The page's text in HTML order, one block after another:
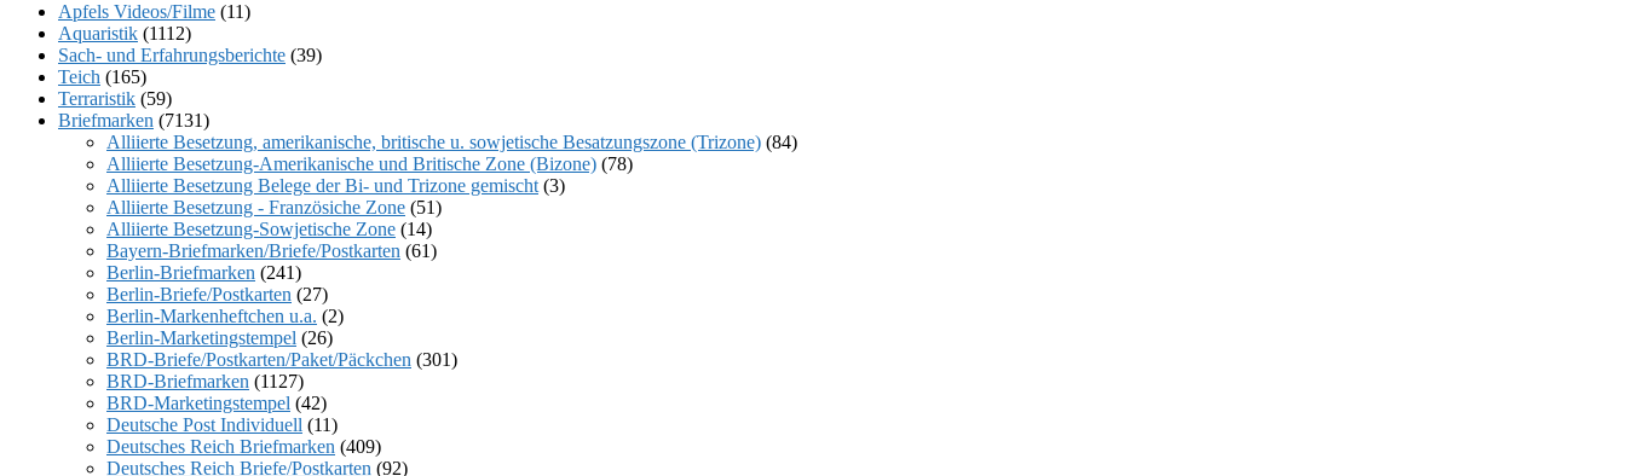
Apfels Videos/Filme (11)
Aquaristik (1112)
Sach- und Erfahrungsberichte (39)
Teich (165)
Terraristik (59)
Briefmarken (7131)
Alliierte Besetzung, amerikanische, britische u. sowjetische Besatzungszone (Trizone) (84)
Alliierte Besetzung-Amerikanische und Britische Zone (Bizone) (78)
Alliierte Besetzung Belege der Bi- und Trizone gemischt (3)
Alliierte Besetzung - Französiche Zone (51)
Alliierte Besetzung-Sowjetische Zone (14)
Bayern-Briefmarken/Briefe/Postkarten (61)
Berlin-Briefmarken (241)
Berlin-Briefe/Postkarten (27)
Berlin-Markenheftchen u.a. (2)
Berlin-Marketingstempel (26)
BRD-Briefe/Postkarten/Paket/Päckchen (301)
BRD-Briefmarken (1127)
BRD-Marketingstempel (42)
Deutsche Post Individuell (11)
Deutsches Reich Briefmarken (409)
Deutsches Reich Briefe/Postkarten (92)